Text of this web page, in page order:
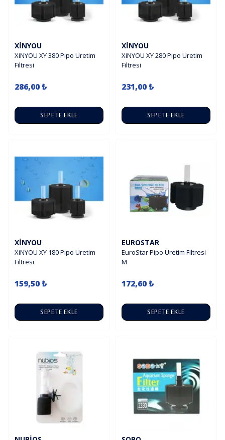
XINYOU
XiNYOU XY 380 Pipo Üretim
Filtresi
286,00 ₺
SEPETE EKLE
XINYOU
XiNYOU XY 280 Pipo Üretim
Filtresi
231,00 ₺
SEPETE EKLE
XINYOU
XiNYOU XY 180 Pipo Üretim
Filtresi
159,50 ₺
SEPETE EKLE
EUROSTAR
EuroStar Pipo Üretim Filtresi
M
172,60 ₺
SEPETE EKLE